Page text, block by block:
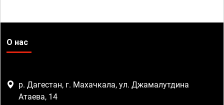
О нас
р. Дагестан, г. Махачкала, ул. Джамалутдина
Атаева, 14